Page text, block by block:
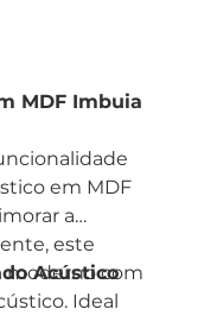
MDF Imbuia
em MDF
a
este
moderno com
Ideal
Acústico